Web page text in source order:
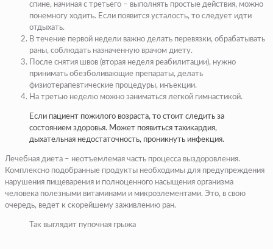
спине, начиная с третьего – выполнять простые действия, можно
понемногу ходить. Если появится усталость, то следует идти
отдыхать.
В течение первой недели важно делать перевязки, обрабатывать
раны, соблюдать назначенную врачом диету.
После снятия швов (вторая неделя реабилитации), нужно
принимать обезболивающие препараты, делать
физиотерапевтические процедуры, инъекции.
На третью неделю можно заниматься легкой гимнастикой.
Если пациент пожилого возраста, то стоит следить за
состоянием здоровья. Может появиться тахикардия,
дыхательная недостаточность, проникнуть инфекция.
Лечебная диета – неотъемлемая часть процесса выздоровления.
Комплексно подобранные продукты необходимы для предупреждения
нарушения пищеварения и полноценного насыщения организма
человека полезными витаминами и микроэлементами. Это, в свою
очередь, ведет к скорейшему заживлению ран.
Так выглядит пупочная грыжа